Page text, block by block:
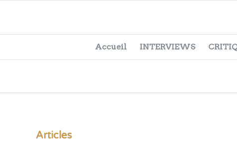
Accueil INTERVIEWS
Articles